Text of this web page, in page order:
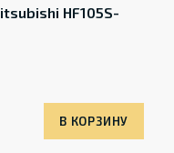
HF105S-
В КОРЗИНУ